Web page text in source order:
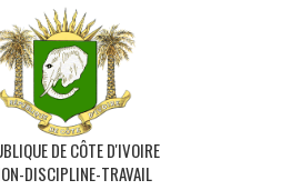
DE CÔTE D'IVOIRE
DISCIPLINE-TRAVAIL